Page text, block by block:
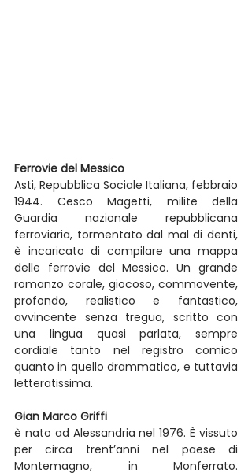
Ferrovie del Messico
Asti, Repubblica Sociale Italiana, febbraio
1944. Cesco Magetti, milite della
Guardia nazionale repubblicana
ferroviaria, tormentato dal mal di denti,
è incaricato di compilare una mappa
delle ferrovie del Messico. Un grande
romanzo corale, giocoso, commovente,
profondo, realistico e fantastico,
avvincente senza tregua, scritto con
una lingua quasi parlata, sempre
cordiale tanto nel registro comico
quanto in quello drammatico, e tuttavia
letteratissima.
Gian Marco Griffi
è nato ad Alessandria nel 1976. È vissuto
per circa trent’anni nel paese di